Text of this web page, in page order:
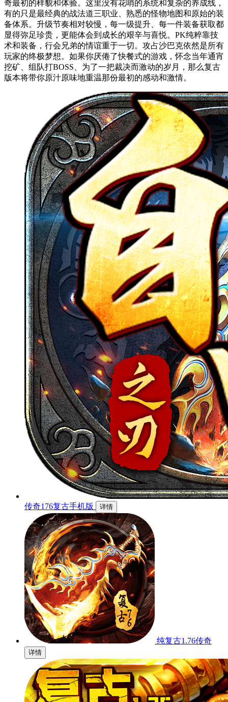
奇最初的样貌和体验。这里没有花哨的系统和复杂的养成线，
有的只是最经典的战法道三职业、熟悉的怪物地图和原始的装
备体系。升级节奏相对较慢，每一级提升、每一件装备获取都
显得弥足珍贵，更能体会到成长的艰辛与喜悦。PK纯粹靠技
术和装备，行会兄弟的情谊重于一切。攻占沙巴克依然是所有
玩家的终极梦想。如果你厌倦了快餐式的游戏，怀念当年通宵
挖矿、组队打BOSS、为了一把裁决而激动的岁月，那么复古
版本将带你原汁原味地重温那份最初的感动和激情。
传奇176复古手机版 详情
纯复古1.76传奇
详情